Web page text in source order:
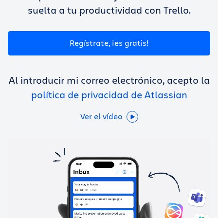
Obtener Trello gratis
Iniciar sesión
suelta a tu productividad con Trello.
Regístrate, ¡es gratis!
Al introducir mi correo electrónico, acepto la
política de privacidad de Atlassian
Ver el vídeo